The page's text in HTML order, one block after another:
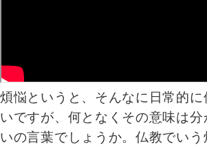
煩悩というと、そんなに日常的
いですが、何となくその意味は分
いの言葉でしょうか。仏教でいう